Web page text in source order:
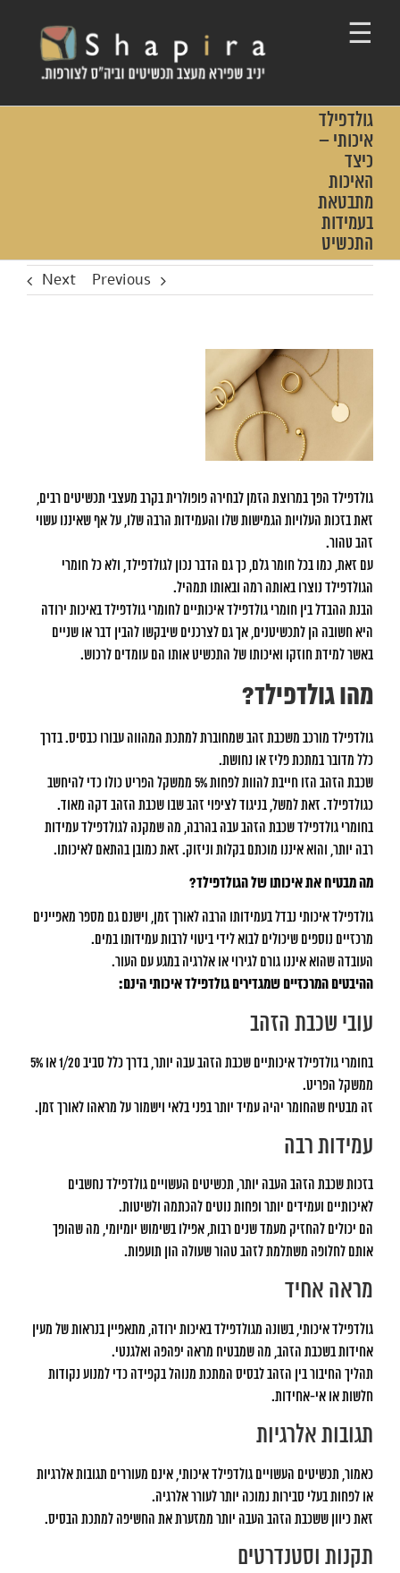
גולדפילד
איכותי –
כיצד
האיכות
מתבטאת
בעמידות
התכשיט
Previous
Next
Image
גולדפילד הפך במרוצת הזמן לבחירה פופולרית בקרב מעצבי תכשיטים רבים,
זאת בזכות העלויות הגמישות שלו והעמידות הרבה שלו, על אף שאיננו עשוי
זהב טהור.
עם זאת, כמו בכל חומר גלם, כך גם הדבר נכון לגולדפילד, ולא כל חומרי
הגולדפילד נוצרו באותה רמה ובאותו תמהיל.
הבנת ההבדל בין חומרי גולדפילד איכותיים לחומרי גולדפילד באיכות ירודה
היא חשובה הן לתכשיטנים, אך גם לצרכנים שיבקשו להבין דבר או שניים
באשר למידת חוזקו ואיכותו של התכשיט אותו הם עומדים לרכוש.
מהו גולדפילד?
גולדפילד מורכב משכבת זהב שמחוברת למתכת המהווה עבורו כבסיס. בדרך
כלל מדובר במתכת פליז או נחושת.
שכבת הזהב הזו חייבת להוות לפחות 5% ממשקל הפריט כולו כדי להיחשב
כגולדפילד. זאת למשל, בניגוד לציפוי זהב שבו שכבת הזהב דקה מאוד.
בחומרי גולדפילד שכבת הזהב עבה בהרבה, מה שמקנה לגולדפילד עמידות
רבה יותר, והוא איננו מוכתם בקלות וניזוק. זאת כמובן בהתאם לאיכותו.
מה מבטיח את איכותו של הגולדפילד?
גולדפילד איכותי נבדל בעמידותו הרבה לאורך זמן, וישנם גם מספר מאפיינים
מרכזיים נוספים שיכולים לבוא לידי ביטוי לרבות עמידותו במים.
העובדה שהוא איננו גורם לגירוי או אלרגיה במגע עם העור.
ההיבטים המרכזיים שמגדירים גולדפילד איכותי הינם:
עובי שכבת הזהב
בחומרי גולדפילד איכותיים שכבת הזהב עבה יותר, בדרך כלל סביב 1/20 או 5%
ממשקל הפריט.
זה מבטיח שהחומר יהיה עמיד יותר בפני בלאי וישמור על מראהו לאורך זמן.
עמידות רבה
בזכות שכבת הזהב העבה יותר, תכשיטים העשויים גולדפילד נחשבים
לאיכותיים ועמידים יותר ופחות נוטים להכתמה ולשיטות.
הם יכולים להחזיק מעמד שנים רבות, אפילו בשימוש יומיומי, מה שהופך
אותם לחלופה משתלמת לזהב טהור שעולה הון תועפות.
מראה אחיד
גולדפילד איכותי, בשונה מגולדפילד באיכות ירודה, מתאפיין בנראות של מעין
אחידות בשכבת הזהב, מה שמבטיח מראה יפהפה ואלגנטי.
תהליך החיבור בין הזהב לבסיס המתכת מנוהל בקפידה כדי למנוע נקודות
חלשות או אי-אחידות.
תגובות אלרגיות
כאמור, תכשיטים העשויים גולדפילד איכותי, אינם מעוררים תגובות אלרגיות
או לפחות בעלי סבירות נמוכה יותר לעורר אלרגיה.
זאת כיוון ששכבת הזהב העבה יותר ממזערת את החשיפה למתכת הבסיס.
תקנות וסטנדרטים